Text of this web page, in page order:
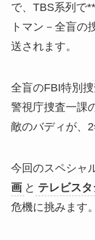
で、TBS系列で
トマン－全盲の
送されます。
全盲のFBI特別
警視庁捜査一課
敵のバディが、
今回のスペシャ
画 と テレビス
危機に挑みます。